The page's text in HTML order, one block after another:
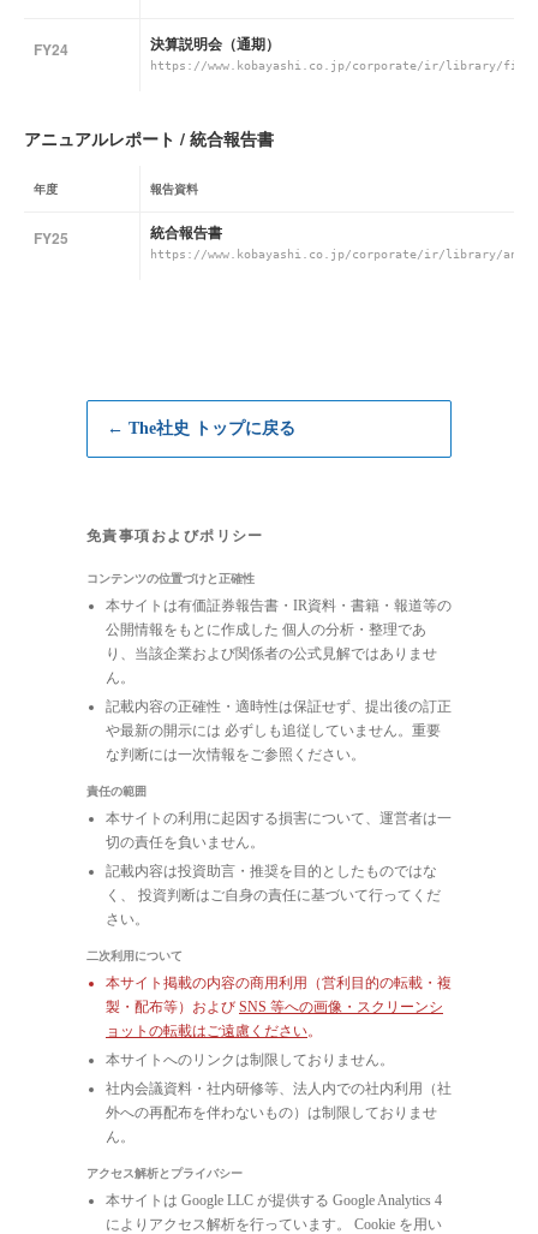
FY24 決算説明会（通期）
https://www.kobayashi.co.jp/corporate/ir/library/
アニュアルレポート / 統合報告書
年度 報告資料
FY25 統合報告書
https://www.kobayashi.co.jp/corporate/ir/library/
← The社史 トップに戻る
免責事項およびポリシー
コンテンツの位置づけと正確性
本サイトは有価証券報告書・IR資料・書籍・報道等の
公開情報をもとに作成した 個人の分析・整理であ
り、当該企業および関係者の公式見解ではありませ
ん。
記載内容の正確性・適時性は保証せず、提出後の訂正
や最新の開示には 必ずしも追従していません。重要
な判断には一次情報をご参照ください。
責任の範囲
本サイトの利用に起因する損害について、運営者は一
切の責任を負いません。
記載内容は投資助言・推奨を目的としたものではな
く、 投資判断はご自身の責任に基づいて行ってくだ
さい。
二次利用について
本サイト掲載の内容の商用利用（営利目的の転載・複
製・配布等）および SNS 等への画像・スクリーンシ
ョットの転載はご遠慮ください。
本サイトへのリンクは制限しておりません。
社内会議資料・社内研修等、法人内での社内利用（社
外への再配布を伴わないもの）は制限しておりませ
ん。
アクセス解析とプライバシー
本サイトは Google LLC が提供する Google Analytics 4
によりアクセス解析を行っています。 Cookie を用い